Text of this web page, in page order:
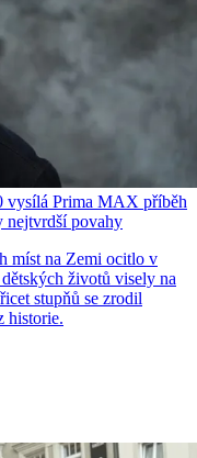
vysílá Prima MAX příběh
nejtvrdší povahy
míst na Zemi ocitlo v
životů visely na
stupňů se zrodil
historie.